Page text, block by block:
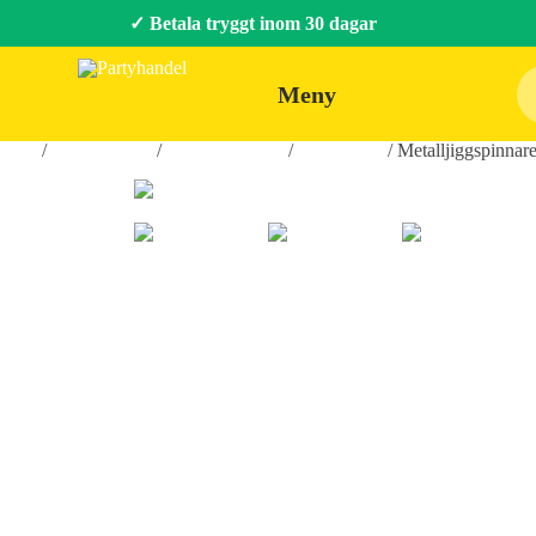
✓ Betala tryggt inom 30 dagar
Meny
/ / / /